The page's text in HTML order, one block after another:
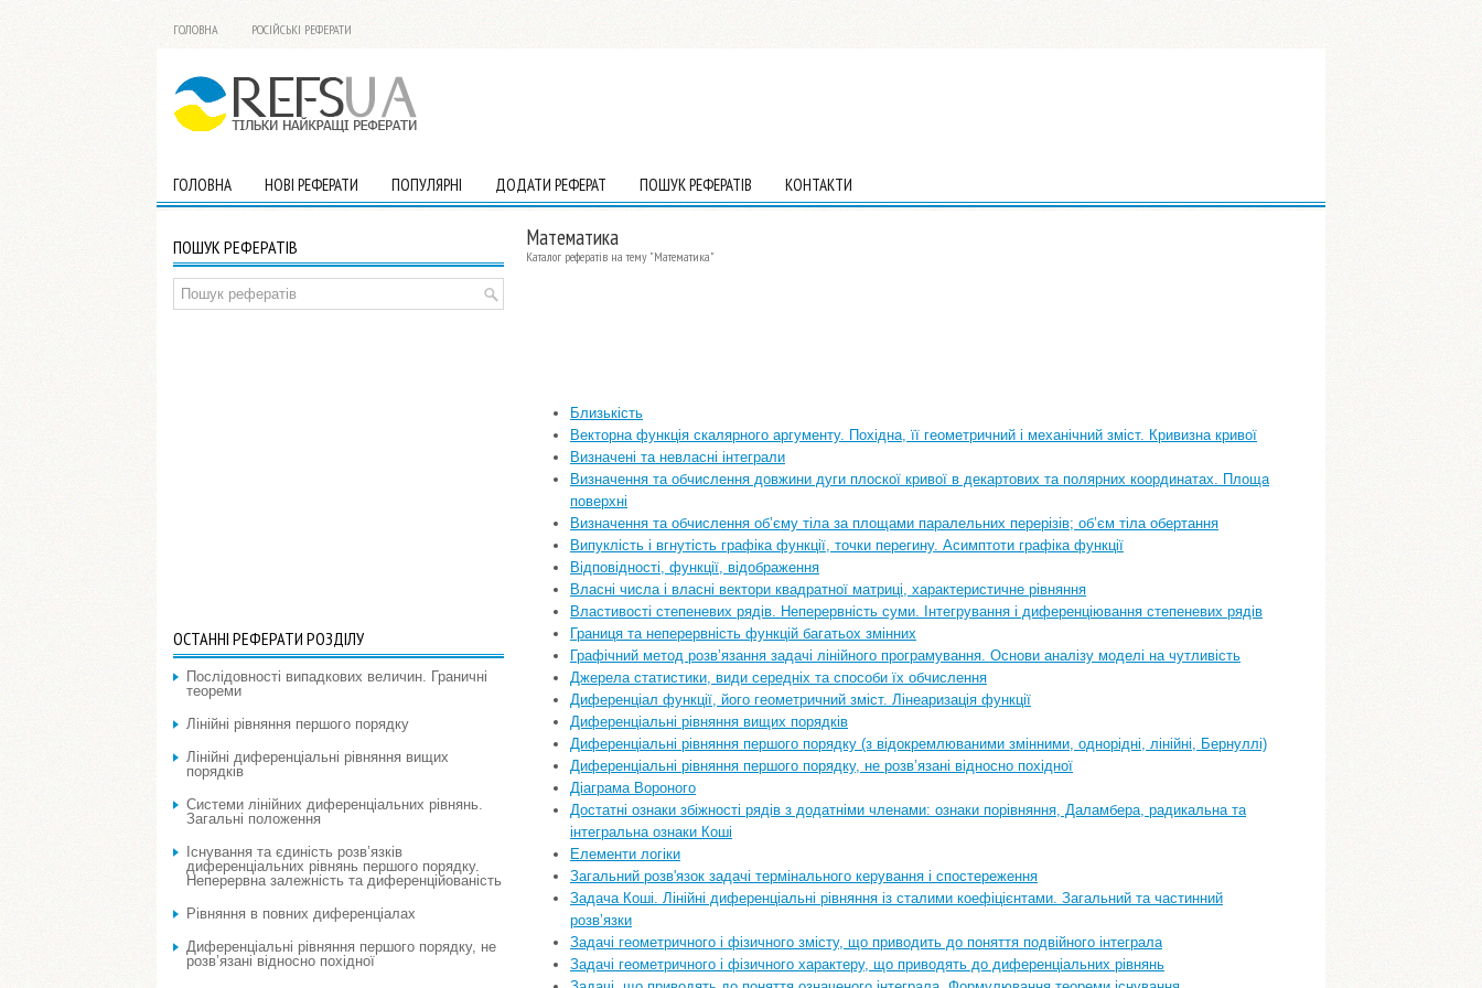
ГОЛОВНА РОСІЙСЬКІ РЕФЕРАТИ
ГОЛОВНА НОВІ РЕФЕРАТИ ПОПУЛЯРНІ ДОДАТИ РЕФЕРАТ ПОШУК РЕФЕРАТІВ КОНТАКТИ
Математика
Каталог рефератів на тему "Математика"
Близькість
Векторна функція скалярного аргументу. Похідна, її геометричний і механічний зміст. Кривизна кривої
Визначені та невласні інтеграли
Визначення та обчислення довжини дуги плоскої кривої в декартових та полярних координатах. Площа
поверхні
Визначення та обчислення об’єму тіла за площами паралельних перерізів; об’єм тіла обертання
Випуклість і вгнутість графіка функції, точки перегину. Асимптоти графіка функції
Відповідності, функції, відображення
Власні числа і власні вектори квадратної матриці, характеристичне рівняння
Властивості степеневих рядів. Неперервність суми. Інтегрування і диференціювання степеневих рядів
Границя та неперервність функцій багатьох змінних
Графічний метод розв’язання задачі лінійного програмування. Основи аналізу моделі на чутливість
Джерела статистики, види середніх та способи їх обчислення
Диференціал функції, його геометричний зміст. Лінеаризація функції
Диференціальні рівняння вищих порядків
Диференціальні рівняння першого порядку (з відокремлюваними змінними, однорідні, лінійні, Бернуллі)
Диференціальні рівняння першого порядку, не розв’язані відносно похідної
Діаграма Вороного
Достатні ознаки збіжності рядів з додатніми членами: ознаки порівняння, Даламбера, радикальна та
інтегральна ознаки Коші
Елементи логіки
Загальний розв'язок задачі термінального керування і спостереження
Задача Коші. Лінійні диференціальні рівняння із сталими коефіцієнтами. Загальний та частинний
розв’язки
Задачі геометричного і фізичного змісту, що приводить до поняття подвійного інтеграла
Задачі геометричного і фізичного характеру, що приводять до диференціальних рівнянь
ПОШУК РЕФЕРАТІВ
ОСТАННІ РЕФЕРАТИ РОЗДІЛУ
Послідовності випадкових величин. Граничні
теореми
Лінійні рівняння першого порядку
Лінійні диференціальні рівняння вищих
порядків
Системи лінійних диференціальних рівнянь.
Загальні положення
Існування та єдиність розв’язків
диференціальних рівнянь першого порядку.
Неперервна залежність та диференційованість
Рівняння в повних диференціалах
Диференціальні рівняння першого порядку, не
розв’язані відносно похідної